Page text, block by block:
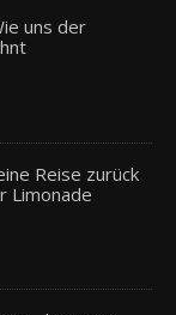
uns der
Reise zurück
Limonade